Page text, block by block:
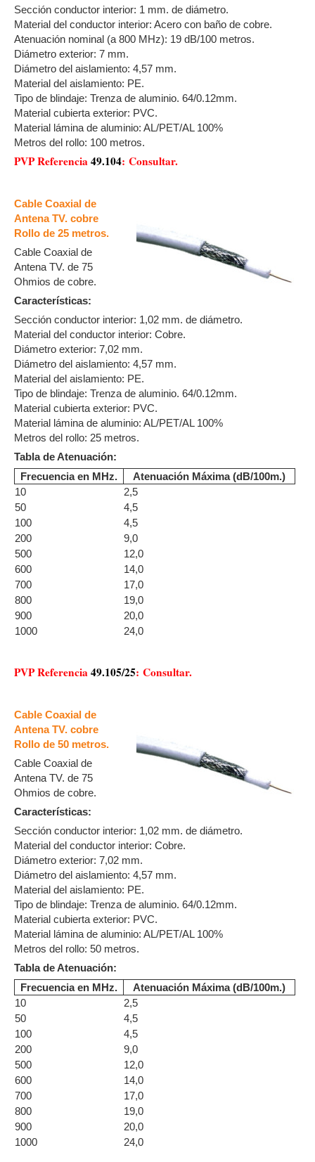
Sección conductor interior: 1 mm. de diámetro.
Material del conductor interior: Acero con baño de cobre.
Atenuación nominal (a 800 MHz): 19 dB/100 metros.
Diámetro exterior: 7 mm.
Diámetro del aislamiento: 4,57 mm.
Material del aislamiento: PE.
Tipo de blindaje: Trenza de aluminio. 64/0.12mm.
Material cubierta exterior: PVC.
Material lámina de aluminio: AL/PET/AL 100%
Metros del rollo: 100 metros.
PVP Referencia49.104: Consultar.
Cable Coaxial de
Antena TV. cobre
Rollo de 25 metros.
Cable Coaxial de
Antena TV. de 75
Ohmios de cobre.
Características:
Sección conductor interior: 1,02 mm. de diámetro.
Material del conductor interior: Cobre.
Diámetro exterior: 7,02 mm.
Diámetro del aislamiento: 4,57 mm.
Material del aislamiento: PE.
Tipo de blindaje: Trenza de aluminio. 64/0.12mm.
Material cubierta exterior: PVC.
Material lámina de aluminio: AL/PET/AL 100%
Metros del rollo: 25 metros.
Tabla de Atenuación:
Frecuencia en MHz.
Atenuación Máxima (dB/100m.)
10
2,5
50
4,5
100
4,5
200
9,0
500
12,0
600
14,0
700
17,0
800
19,0
900
20,0
1000
24,0
PVP Referencia49.105/25: Consultar.
Cable Coaxial de
Antena TV. cobre
Rollo de 50 metros.
Cable Coaxial de
Antena TV. de 75
Ohmios de cobre.
Características:
Sección conductor interior: 1,02 mm. de diámetro.
Material del conductor interior: Cobre.
Diámetro exterior: 7,02 mm.
Diámetro del aislamiento: 4,57 mm.
Material del aislamiento: PE.
Tipo de blindaje: Trenza de aluminio. 64/0.12mm.
Material cubierta exterior: PVC.
Material lámina de aluminio: AL/PET/AL 100%
Metros del rollo: 50 metros.
Tabla de Atenuación:
Frecuencia en MHz.
Atenuación Máxima (dB/100m.)
10
2,5
50
4,5
100
4,5
200
9,0
500
12,0
600
14,0
700
17,0
800
19,0
900
20,0
1000
24,0